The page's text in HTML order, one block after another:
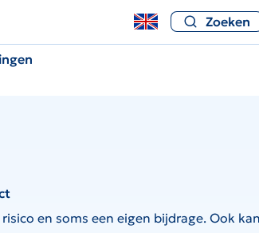
Zoeken
en soms een eigen bijdrage. Ook